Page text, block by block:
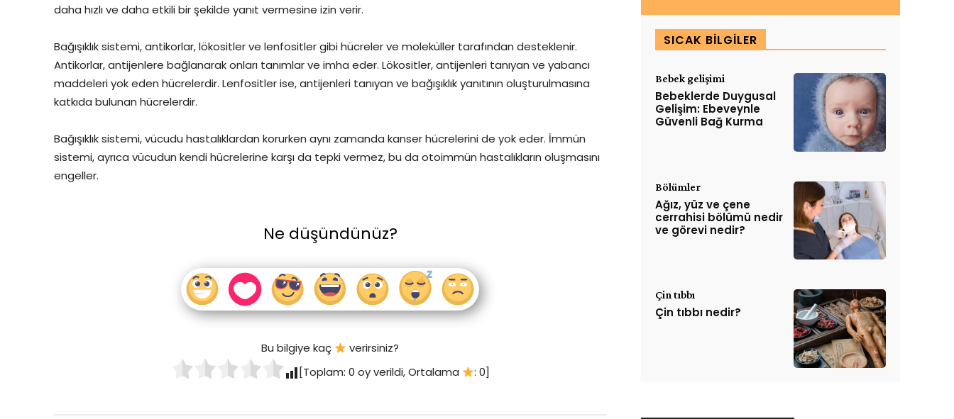
daha hızlı ve daha etkili bir şekilde yanıt vermesine izin verir.
Bağışıklık sistemi, antikorlar, lökositler ve lenfositler gibi hücreler ve moleküller tarafından desteklenir.
Antikorlar, antijenlere bağlanarak onları tanımlar ve imha eder. Lökositler, antijenleri tanıyan ve yabancı
maddeleri yok eden hücrelerdir. Lenfositler ise, antijenleri tanıyan ve bağışıklık yanıtının oluşturulmasına
katkıda bulunan hücrelerdir.
Bağışıklık sistemi, vücudu hastalıklardan korurken aynı zamanda kanser hücrelerini de yok eder. İmmün
sistemi, ayrıca vücudun kendi hücrelerine karşı da tepki vermez, bu da otoimmün hastalıkların oluşmasını
engeller.
Ne düşündünüz?
Bu bilgiye kaç
verirsiniz?
[Toplam: 0 oy verildi, Ortalama : 0]
SICAK BILGILER
Bebek gelişimi
Bebeklerde Duygusal
Gelişim: Ebeveynle
Güvenli Bağ Kurma
Bölümler
Ağız, yüz ve çene
cerrahisi bölümü nedir
ve görevi nedir?
Çin tıbbı
Çin tıbbı nedir?